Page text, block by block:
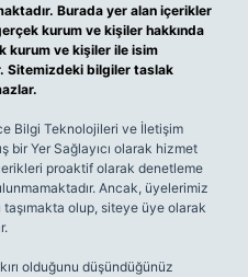
Burada yer alan içerikler
kurum ve kişiler hakkında
kurum ve kişiler ile isim
Sitemizdeki bilgiler taslak
Bilgi Teknolojileri ve İletişim
bir Yer Sağlayıcı olarak hizmet
proaktif olarak denetleme
Ancak, üyelerimiz
olup, siteye üye olarak
olduğunu düşündüğünüz